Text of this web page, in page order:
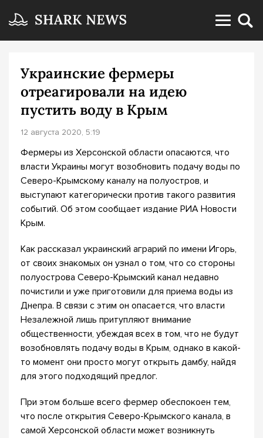
Украинские фермеры
отреагировали на идею
пустить воду в Крым
12 августа 2020, 5:19
Фермеры из Херсонской области опасаются, что
власти Украины могут возобновить подачу воды по
Северо-Крымскому каналу на полуостров, и
выступают категорически против такого развития
событий. Об этом сообщает издание РИА Новости
Крым.
Как рассказал украинский аграрий по имени Игорь,
от своих знакомых он узнал о том, что со стороны
полуострова Северо-Крымский канал недавно
почистили и уже приготовили для приема воды из
Днепра. В связи с этим он опасается, что власти
Незалежной лишь притупляют внимание
общественности, убеждая всех в том, что не будут
возобновлять подачу воды в Крым, однако в какой-
то момент они просто могут открыть дамбу, найдя
для этого подходящий предлог.
При этом больше всего фермер обеспокоен тем,
что после открытия Северо-Крымского канала, в
самой Херсонской области может возникнуть